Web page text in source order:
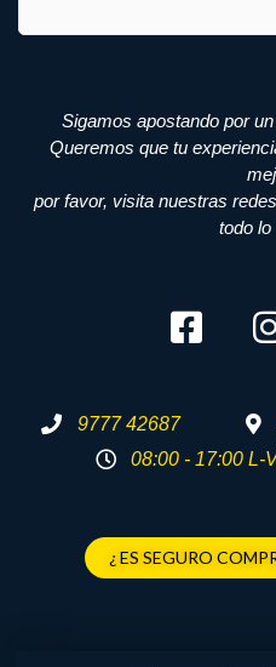
Sigamos apostando por
Queremos que tu
por favor, visita nuestras
todo lo
9777 42687
08:00 - 17:00 L-
¿ ES SEGURO